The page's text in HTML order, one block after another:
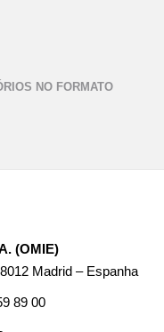
NO FORMATO
(OMIE)
Madrid – Espanha
89 00